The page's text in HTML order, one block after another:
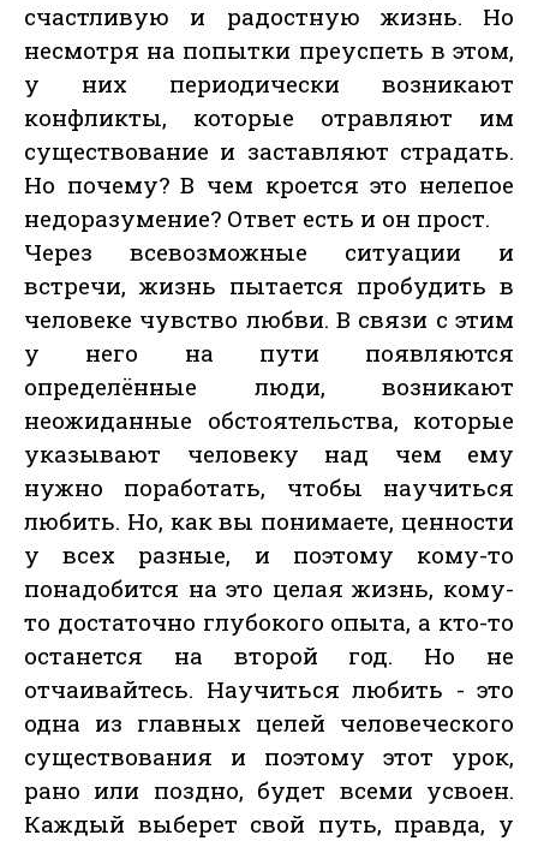
счастливую и радостную жизнь. Но
несмотря на попытки преуспеть в этом,
у них периодически возникают
конфликты, которые отравляют им
существование и заставляют страдать.
Но почему? В чем кроется это нелепое
недоразумение? Ответ есть и он прост.
Через всевозможные ситуации и
встречи, жизнь пытается пробудить в
человеке чувство любви. В связи с этим
у него на пути появляются
определённые люди, возникают
неожиданные обстоятельства, которые
указывают человеку над чем ему
нужно поработать, чтобы научиться
любить. Но, как вы понимаете, ценности
у всех разные, и поэтому кому-то
понадобится на это целая жизнь, кому-
то достаточно глубокого опыта, а кто-то
останется на второй год. Но не
отчаивайтесь. Научиться любить - это
одна из главных целей человеческого
существования и поэтому этот урок,
рано или поздно, будет всеми усвоен.
Каждый выберет свой путь, правда, у